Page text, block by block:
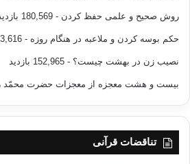
روش صحیح و علمی حفظ کردن - 180,569 بازدید
حکم بوسه کردن و ملاعبه در هنگام روزه - 173,616 بازدید
نصیب زن در بهشت چیست؟ - 152,965 بازدید
بیست و هشت معجزه از معجزات حضرت محمّد
تناقضات قرآنی